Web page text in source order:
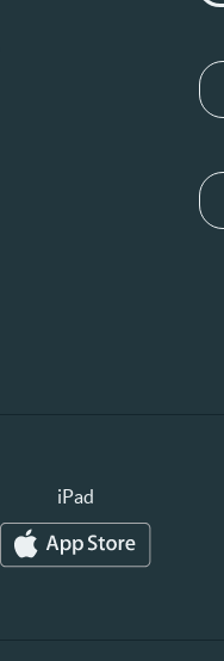
iPad